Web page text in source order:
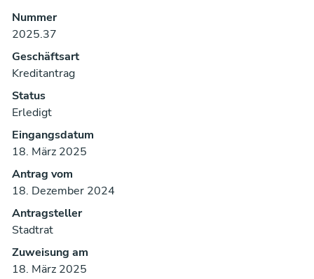
Nummer
2025.37
Geschäftsart
Kreditantrag
Status
Erledigt
Eingangsdatum
18. März 2025
Antrag vom
18. Dezember 2024
Antragsteller
Stadtrat
Zuweisung am
18. März 2025
Zugehörige Objekte